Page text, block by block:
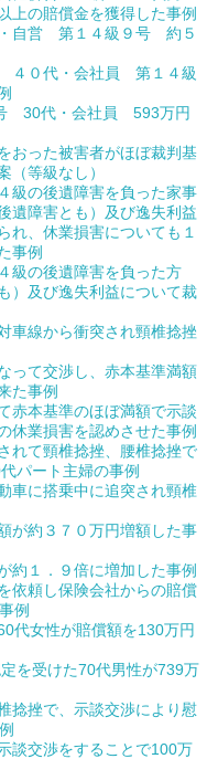
の賠償金を獲得した事例
自営 第１４級９号 約５
４０代・会社員 第１４級
30代・会社員 593万円
おった被害者がほぼ裁判基
（等級なし）
級の後遺障害を負った家事
遺障害とも）及び逸失利益
れ、休業損害についても１
事例
級の後遺障害を負った方
）及び逸失利益について裁
車線から衝突され頸椎捻挫
って交渉し、赤本基準満額
た事例
赤本基準のほぼ満額で示談
休業損害を認めさせた事例
れて頸椎捻挫、腰椎捻挫で
パート主婦の事例
車に搭乗中に追突され頸椎
が約３７０万円増額した事
約１．９倍に増加した事例
依頼し保険会社からの賠償
例
代女性が賠償額を130万円
を受けた70代男性が739万
捻挫で、示談交渉により慰
談交渉をすることで100万